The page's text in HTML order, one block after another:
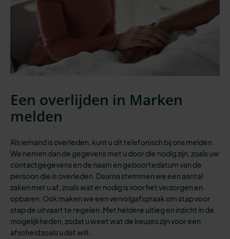
Een overlijden in Marken
melden
Als iemand is overleden, kunt u dit telefonisch bij ons melden.
We nemen dan de gegevens met u door die nodig zijn, zoals uw
contactgegevens en de naam en geboortedatum van de
persoon die is overleden. Daarna stemmen we een aantal
zaken met u af, zoals wat er nodig is voor het verzorgen en
opbaren. Ook maken we een vervolgafspraak om stap voor
stap de uitvaart te regelen. Met heldere uitleg en inzicht in de
mogelijkheden, zodat u weet wat de keuzes zijn voor een
afscheid zoals u dat wilt.